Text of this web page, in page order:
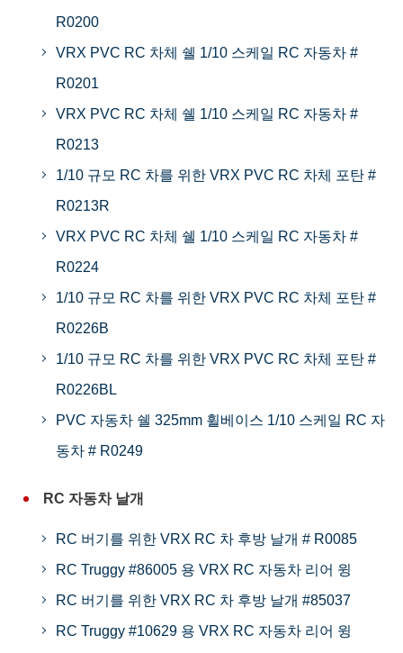
R0200
VRX PVC RC 차체 쉘 1/10 스케일 RC 자동차 #
R0201
VRX PVC RC 차체 쉘 1/10 스케일 RC 자동차 #
R0213
1/10 규모 RC 차를 위한 VRX PVC RC 차체 포탄 #
R0213R
VRX PVC RC 차체 쉘 1/10 스케일 RC 자동차 #
R0224
1/10 규모 RC 차를 위한 VRX PVC RC 차체 포탄 #
R0226B
1/10 규모 RC 차를 위한 VRX PVC RC 차체 포탄 #
R0226BL
PVC 자동차 쉘 325mm 휠베이스 1/10 스케일 RC 자
동차 # R0249
RC 자동차 날개
RC 버기를 위한 VRX RC 차 후방 날개 # R0085
RC Truggy #86005 용 VRX RC 자동차 리어 윙
RC 버기를 위한 VRX RC 차 후방 날개 #85037
RC Truggy #10629 용 VRX RC 자동차 리어 윙